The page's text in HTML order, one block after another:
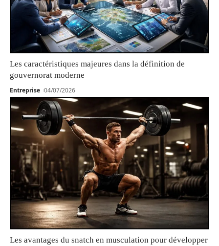
Les caractéristiques majeures dans la définition de
gouvernorat moderne
Entreprise 04/07/2026
Les avantages du snatch en musculation pour développer